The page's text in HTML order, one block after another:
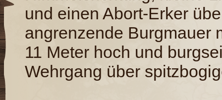
und einen Abort-Erker
angrenzende Burgmauer
11 Meter hoch und
Wehrgang über